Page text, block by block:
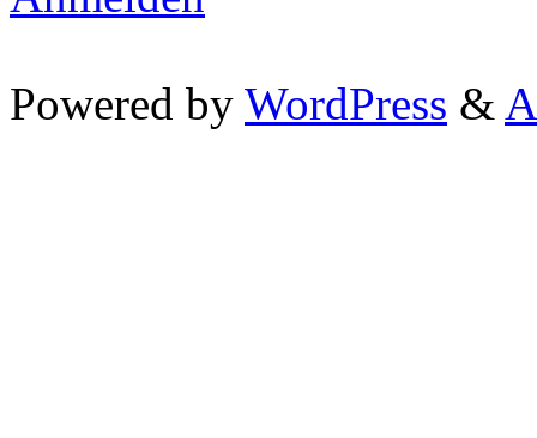
Powered by WordPress &